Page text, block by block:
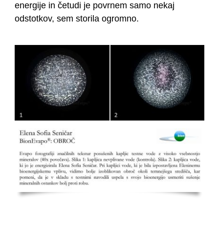
energije in četudi je povrnem samo nekaj
odstotkov, sem storila ogromno.